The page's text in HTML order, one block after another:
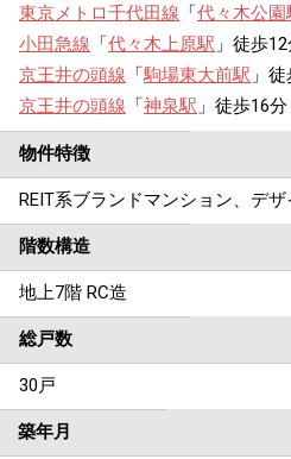
東京メトロ千代田線 「代々木公園
小田急線 「代々木上原駅 」徒歩
京王井の頭線 「駒場東大前駅 」
京王井の頭線 「神泉駅 」徒歩16分
物件特徴
REIT系ブランドマンション、デ
階数構造
地上7階 RC造
総戸数
30戸
築年月